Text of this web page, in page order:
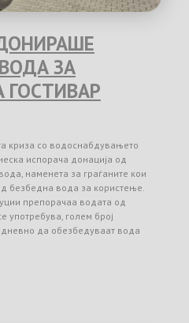
ЗА
ГОСТИВАР
криза со водоснабдувањето
испорача донација од
наменета за граѓаните кои
безбедна вода за користење.
препорачаа водата од
употребува, голем број
да обезбедуваат вода